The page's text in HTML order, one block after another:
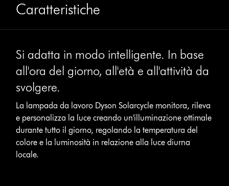
Caratteristiche
carousel
slides.
Previous
navigate,
Si adatta in modo intelligente. In base
all'ora del giorno, all'età e all'attività da
svolgere.
La lampada da lavoro Dyson Solarcycle monitora, rileva
e personalizza la luce creando un'illuminazione ottimale
durante tutto il giorno, regolando la temperatura del
colore e la luminosità in relazione alla luce diurna
locale.